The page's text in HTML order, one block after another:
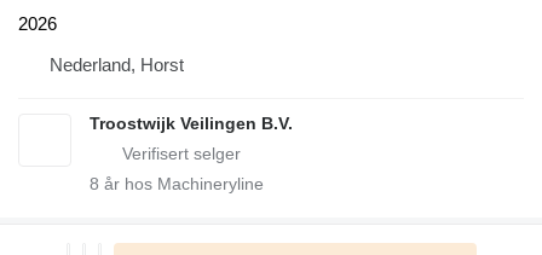
2026
Nederland, Horst
Troostwijk Veilingen B.V.
8 år hos Machineryline